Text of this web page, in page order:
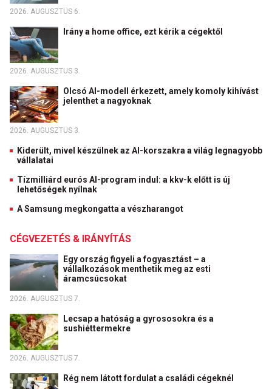
2026. AUGUSZTUS 6.
Irány a home office, ezt kérik a cégektől
2026. AUGUSZTUS 3.
Olcsó AI-modell érkezett, amely komoly kihívást
jelenthet a nagyoknak
2026. AUGUSZTUS 3.
Kiderült, mivel készülnek az AI-korszakra a világ legnagyobb
vállalatai
Tízmilliárd eurós AI-program indul: a kkv-k előtt is új
lehetőségek nyílnak
A Samsung megkongatta a vészharangot
CÉGVEZETÉS & IRÁNYÍTÁS
Egy ország figyeli a fogyasztást – a
vállalkozások menthetik meg az esti
áramcsúcsokat
2026. AUGUSZTUS 7.
Lecsap a hatóság a gyrososokra és a
sushiéttermekre
2026. AUGUSZTUS 7.
Rég nem látott fordulat a családi cégeknél